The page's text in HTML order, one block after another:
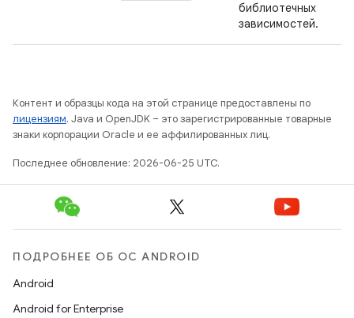
библиотечных
зависимостей.
Контент и образцы кода на этой странице предоставлены по
лицензиям. Java и OpenJDK – это зарегистрированные товарные
знаки корпорации Oracle и ее аффилированных лиц.
Последнее обновление: 2026-06-25 UTC.
ПОДРОБНЕЕ ОБ ОС ANDROID
Android
Android for Enterprise